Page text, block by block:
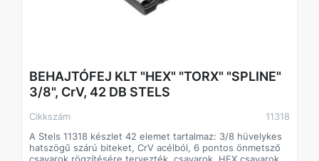
BEHAJTÓFEJ KLT "HEX" "TORX" "SPLINE"
3/8", CrV, 42 DB STELS
Cikkszám
11318
A Stels 11318 készlet 42 elemet tartalmaz: 3/8 hüvelykes
hatszögű szárú biteket, CrV acélból, 6 pontos önmetsző